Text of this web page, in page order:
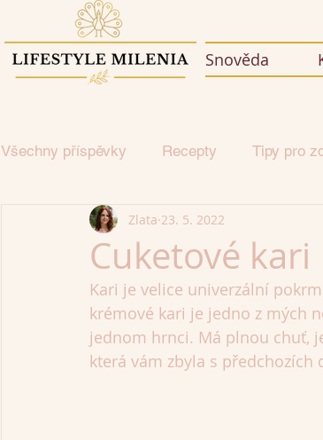
Snověda
Všechny příspěvky Recepty Tipy pro
Cuketové kari
Zlata 23. 5. 2022
Kari je velice univerzální
krémové kari je jedno z mých
jednom hrnci. Má plnou chuť,
která vám zbyla s